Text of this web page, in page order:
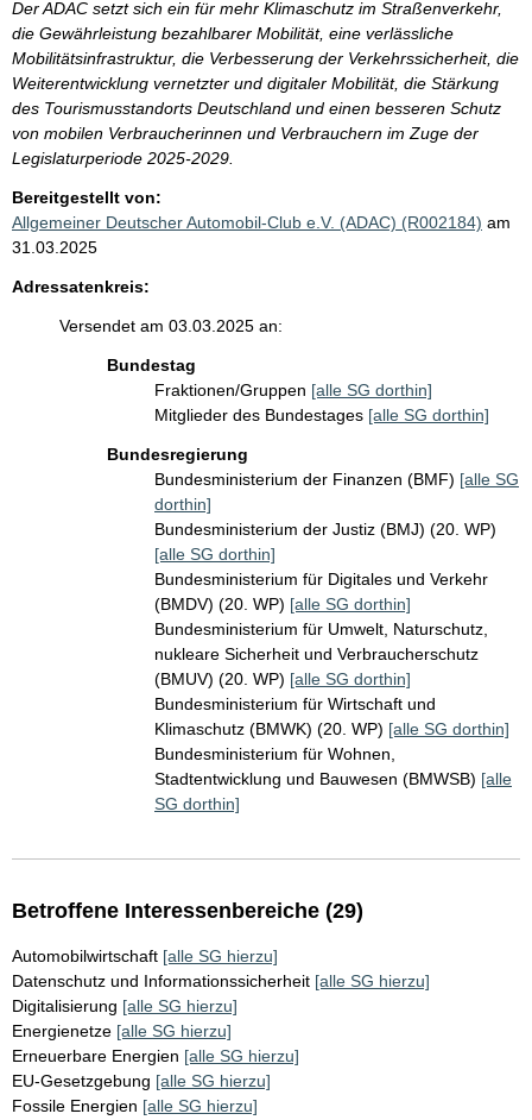
Der ADAC setzt sich ein für mehr Klimaschutz im Straßenverkehr,
die Gewährleistung bezahlbarer Mobilität, eine verlässliche
Mobilitätsinfrastruktur, die Verbesserung der Verkehrssicherheit, die
Weiterentwicklung vernetzter und digitaler Mobilität, die Stärkung
des Tourismusstandorts Deutschland und einen besseren Schutz
von mobilen Verbraucherinnen und Verbrauchern im Zuge der
Legislaturperiode 2025-2029.
Bereitgestellt von:
Allgemeiner Deutscher Automobil-Club e.V. (ADAC) (R002184) am
31.03.2025
Adressatenkreis:
Versendet am 03.03.2025 an:
Bundestag
Fraktionen/Gruppen [alle SG dorthin]
Mitglieder des Bundestages [alle SG dorthin]
Bundesregierung
Bundesministerium der Finanzen (BMF) [alle SG
dorthin]
Bundesministerium der Justiz (BMJ) (20. WP)
[alle SG dorthin]
Bundesministerium für Digitales und Verkehr
(BMDV) (20. WP) [alle SG dorthin]
Bundesministerium für Umwelt, Naturschutz,
nukleare Sicherheit und Verbraucherschutz
(BMUV) (20. WP) [alle SG dorthin]
Bundesministerium für Wirtschaft und
Klimaschutz (BMWK) (20. WP) [alle SG dorthin]
Bundesministerium für Wohnen,
Stadtentwicklung und Bauwesen (BMWSB) [alle
SG dorthin]
Betroffene Interessenbereiche (29)
Automobilwirtschaft [alle SG hierzu]
Datenschutz und Informationssicherheit [alle SG hierzu]
Digitalisierung [alle SG hierzu]
Energienetze [alle SG hierzu]
Erneuerbare Energien [alle SG hierzu]
EU-Gesetzgebung [alle SG hierzu]
Fossile Energien [alle SG hierzu]